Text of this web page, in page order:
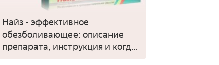
Найз - эффективное
обезболивающее: описание
препарата, инструкция и когда
применять